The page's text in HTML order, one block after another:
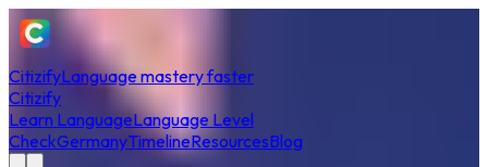
CitizifyLanguage mastery faster
Citizify
Learn LanguageLanguage Level
CheckGermanyTimelineResourcesBlog